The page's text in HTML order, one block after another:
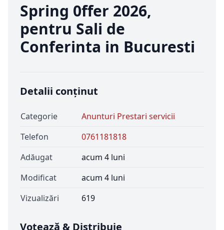
Spring 0ffer 2026,
pentru Sali de
Conferinta in Bucuresti
Detalii conținut
Categorie
Anunturi Prestari servicii
Telefon
0761181818
Adăugat
acum 4 luni
Modificat
acum 4 luni
Vizualizări
619
Votează & Distribuie